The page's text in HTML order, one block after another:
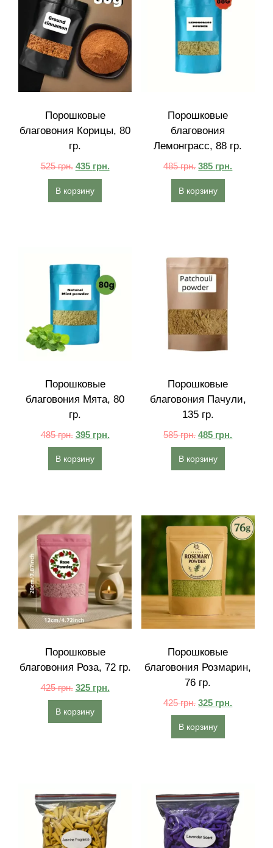
Порошковые
благовония Корицы, 80
гр.
525грн. 435 грн.
В корзину
Порошковые
благовония
Лемонграсс, 88 гр.
485грн. 385 грн.
В корзину
Порошковые
благовония Мята, 80
гр.
485грн. 395 грн.
В корзину
Порошковые
благовония Пачули,
135 гр.
585грн. 485 грн.
В корзину
Порошковые
благовония Роза, 72 гр.
425грн. 325 грн.
В корзину
Порошковые
благовония Розмарин,
76 гр.
425грн. 325 грн.
В корзину